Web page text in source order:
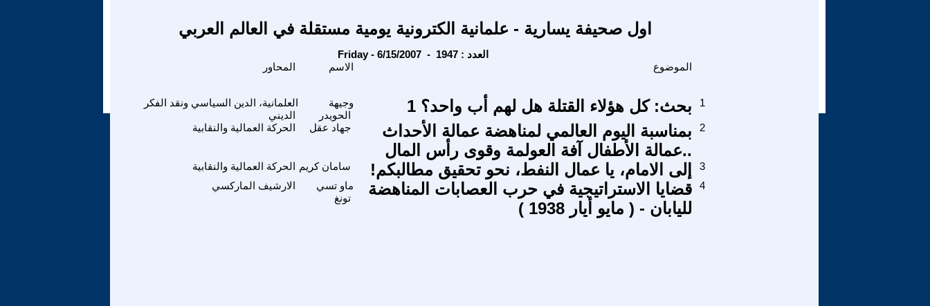
اول صحيفة يسارية - علمانية الكترونية يومية مستقلة في العالم العربي
Friday - 6/15/2007 - العدد : 1947
الاسم الموضوع
العلمانية، الدين السياسي ونقد الفكر
الديني
وجيهة
الحويدر
بحث: كل هؤلاء القتلة هل لهم أب واحد؟ 1 1
الحركة العمالية والنقابية جهاد عقل
بمناسبة اليوم العالمي لمناهضة عمالة الأحداث
..عمالة الأطفال آفة العولمة وقوى رأس المال
2
الحركة العمالية والنقابية سامان كريم إلى الامام، يا عمال النفط، نحو تحقيق مطالبكم!
3
الارشيف الماركسي
ماو تسي
تونغ
قضايا الاستراتيجية في حرب العصابات المناهضة
لليابان - ( مايو أيار 1938 )
4